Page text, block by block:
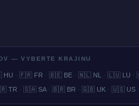
— VYBERTE KRAJINU
· 🇫🇷 FR · 🇧🇪 BE · 🇳🇱 NL · 🇱🇺 LU ·
TR · 🇸🇦 SA · 🇧🇷 BR · 🇬🇧 UK · 🇺🇸 US ·